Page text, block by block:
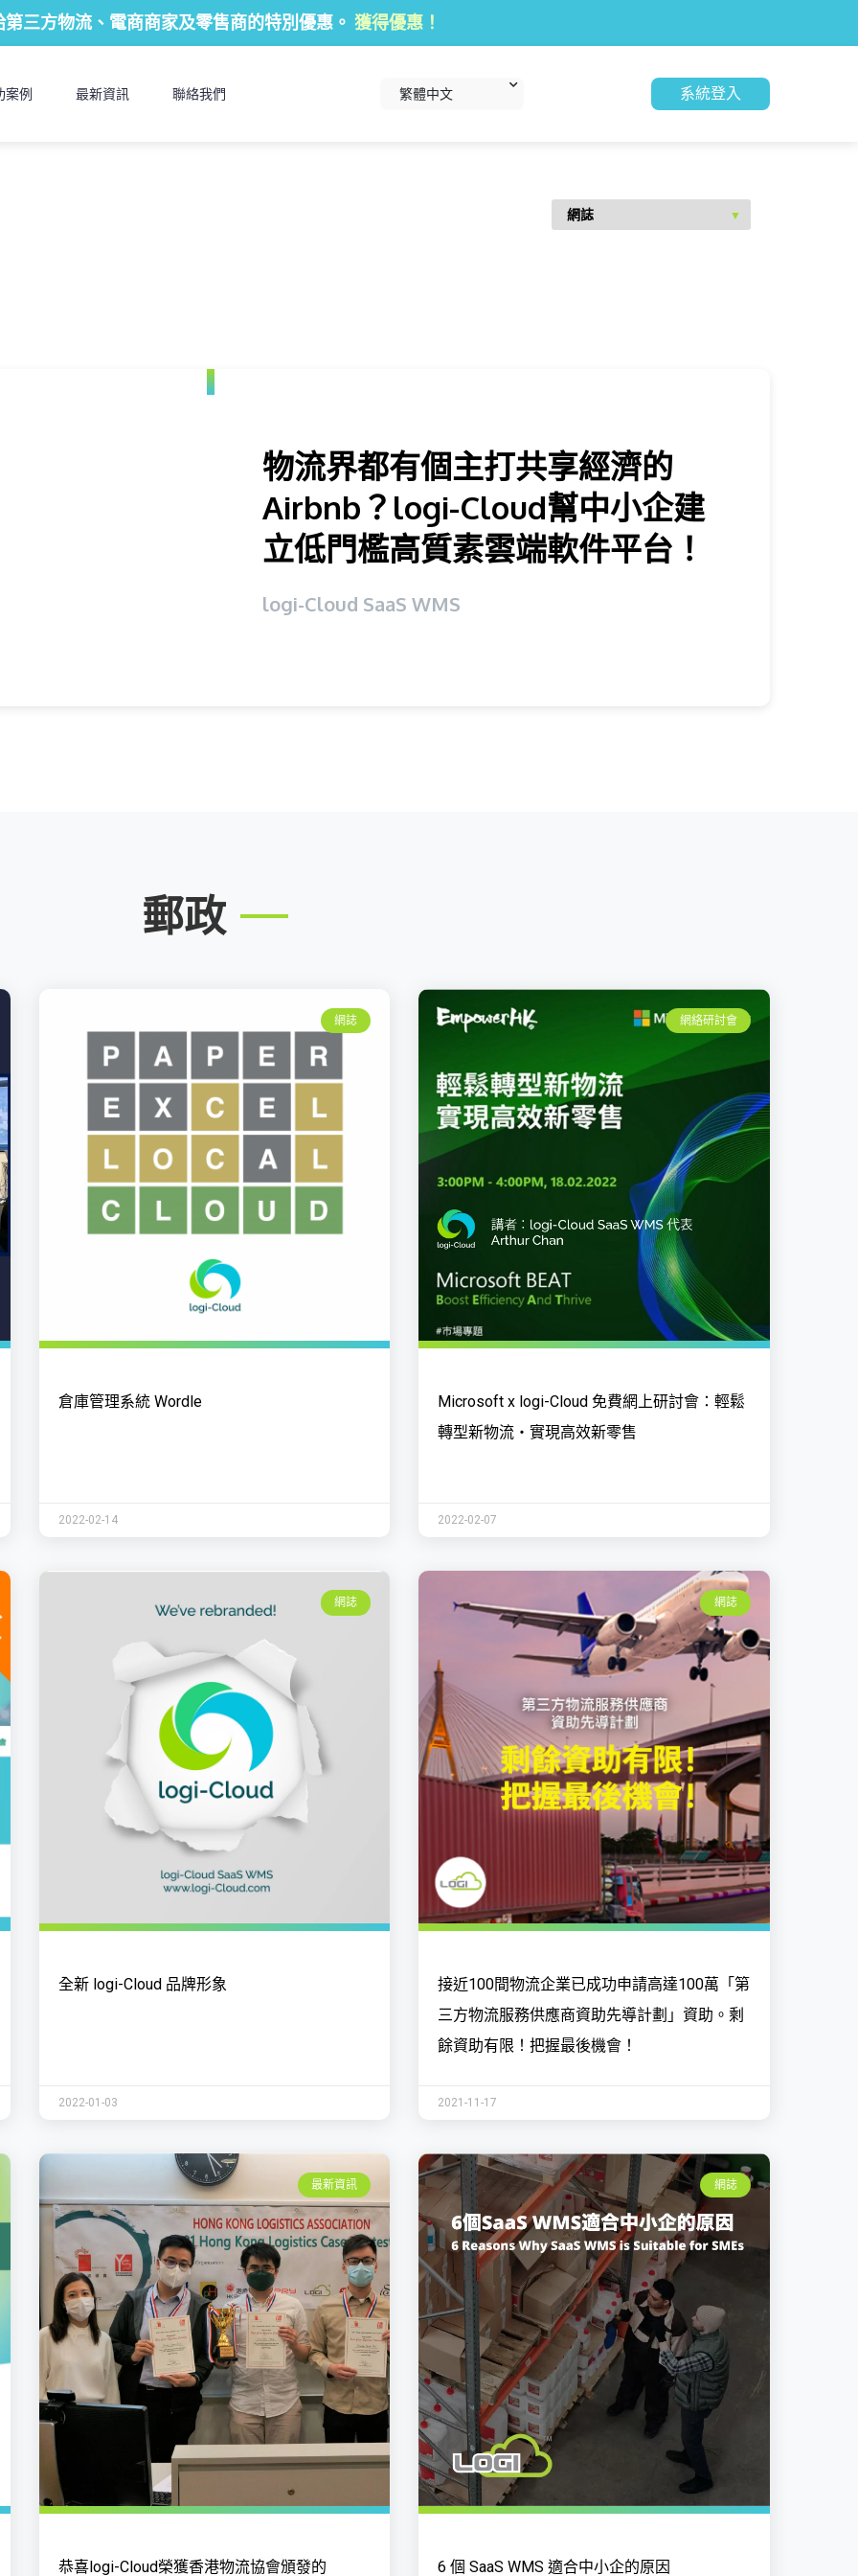
第三方物流、電商商家及零售商的特別優惠。 獲得優惠！
案例 最新資訊 聯絡我們 繁體中文 系統登入
物流界都有個主打共享經濟的
Airbnb？logi-Cloud幫中小企建
立低門檻高質素雲端軟件平台！
logi-Cloud SaaS WMS
郵政
網誌
倉庫管理系統 Wordle
2022-02-14
網絡研討會
Microsoft x logi-Cloud 免費網上研討會：輕鬆
轉型新物流・實現高效新零售
2022-02-07
網誌
全新 logi-Cloud 品牌形象
2022-01-03
網誌
接近100間物流企業已成功申請高達100萬「第
三方物流服務供應商資助先導計劃」資助。剩
餘資助有限！把握最後機會！
2021-11-17
最新資訊
恭喜logi-Cloud榮獲香港物流協會頒發的
網誌
6 個 SaaS WMS 適合中小企的原因